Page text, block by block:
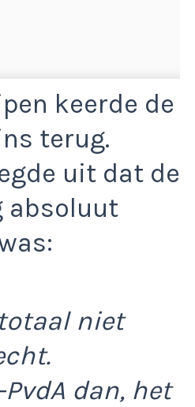
keerde de
terug.
uit dat de
absoluut
niet
dan, het